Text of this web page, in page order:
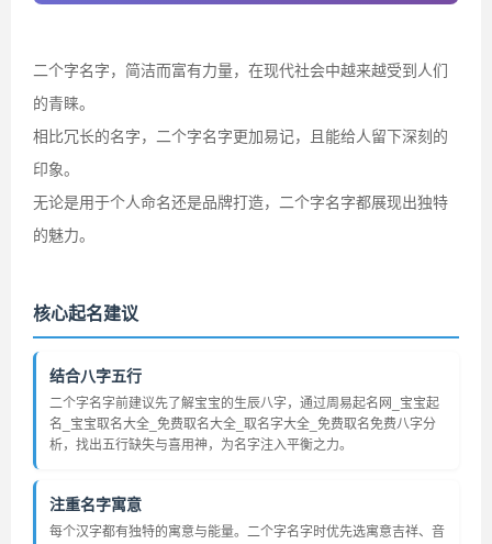
二个字名字，简洁而富有力量，在现代社会中越来越受到人们
的青睐。
相比冗长的名字，二个字名字更加易记，且能给人留下深刻的
印象。
无论是用于个人命名还是品牌打造，二个字名字都展现出独特
的魅力。
核心起名建议
结合八字五行
二个字名字前建议先了解宝宝的生辰八字，通过周易起名网_宝宝起
名_宝宝取名大全_免费取名大全_取名字大全_免费取名免费八字分
析，找出五行缺失与喜用神，为名字注入平衡之力。
注重名字寓意
每个汉字都有独特的寓意与能量。二个字名字时优先选寓意吉祥、音